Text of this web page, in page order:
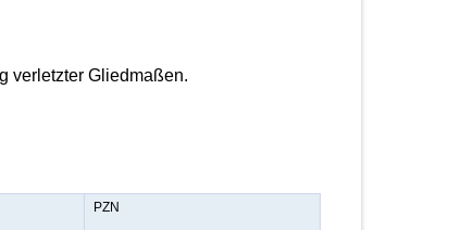
verletzter Gliedmaßen.
PZN